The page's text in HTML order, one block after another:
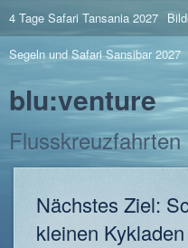
4 Tage Safari Tansania 2027
Segeln und Safari Sansibar 2027
blu:venture
Nächstes Ziel:
kleinen Kykladen